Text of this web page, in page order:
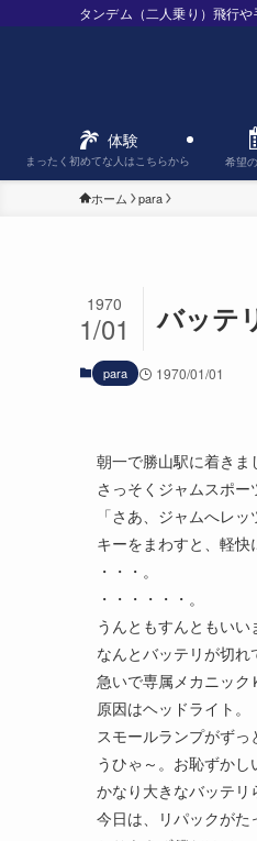
タンデム（二人乗り）飛行
体験
まったく初めてな人はこちらから 希望
ホーム para
バッテ
1970
1/01
para 1970/01/01
朝一で勝山駅に着きま
さっそくジャムスポー
「さあ、ジャムへレッ
キーをまわすと、軽快
・・・。
・・・・・・。
うんともすんともいい
なんとバッテリが切れ
急いで専属メカニック
原因はヘッドライト。
スモールランプがずっ
うひゃ～。お恥ずかし
かなり大きなバッテリ
今日は、リパックが